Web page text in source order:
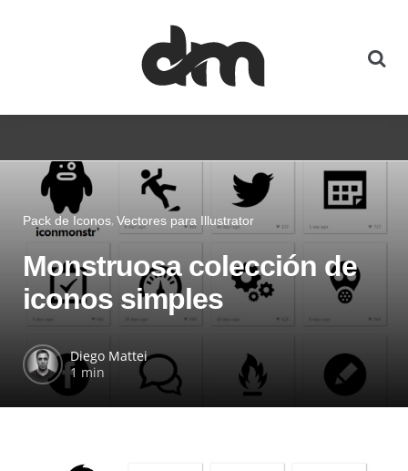
Pack de Iconos Vectores para Illustrator
Monstruosa colección de
iconos simples
Diego Mattei
1 min